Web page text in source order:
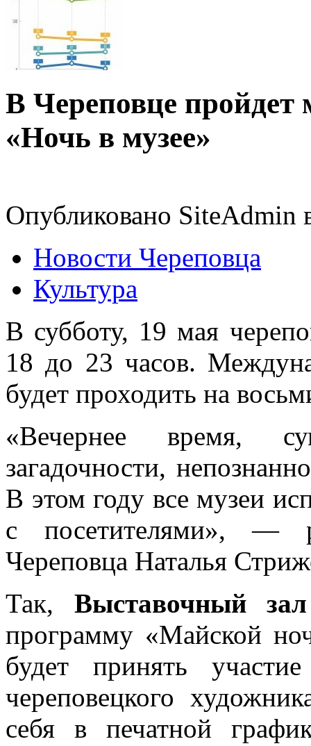
В Череповце пройдет
«Ночь в музее»
Опубликовано
Новости Череповца
Культура
В субботу, 19 мая
18 до 23 часов.
будет проходить на
«Вечернее время,
загадочности,
В этом году все музеи
с посетителями», —
Череповца Наталья
Так, Выставочный
программу «Майской
будет принять
череповецкого
себя в печатной